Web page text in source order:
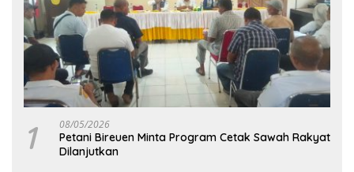
1 08/05/2026
Petani Bireuen Minta Program Cetak Sawah Rakyat
Dilanjutkan